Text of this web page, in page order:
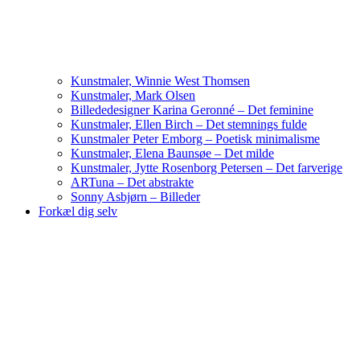
Kunstmaler, Winnie West Thomsen
Kunstmaler, Mark Olsen
Billededesigner Karina Geronné – Det feminine
Kunstmaler, Ellen Birch – Det stemnings fulde
Kunstmaler Peter Emborg – Poetisk minimalisme
Kunstmaler, Elena Baunsøe – Det milde
Kunstmaler, Jytte Rosenborg Petersen – Det farverige
ARTuna – Det abstrakte
Sonny Asbjørn – Billeder
Forkæl dig selv